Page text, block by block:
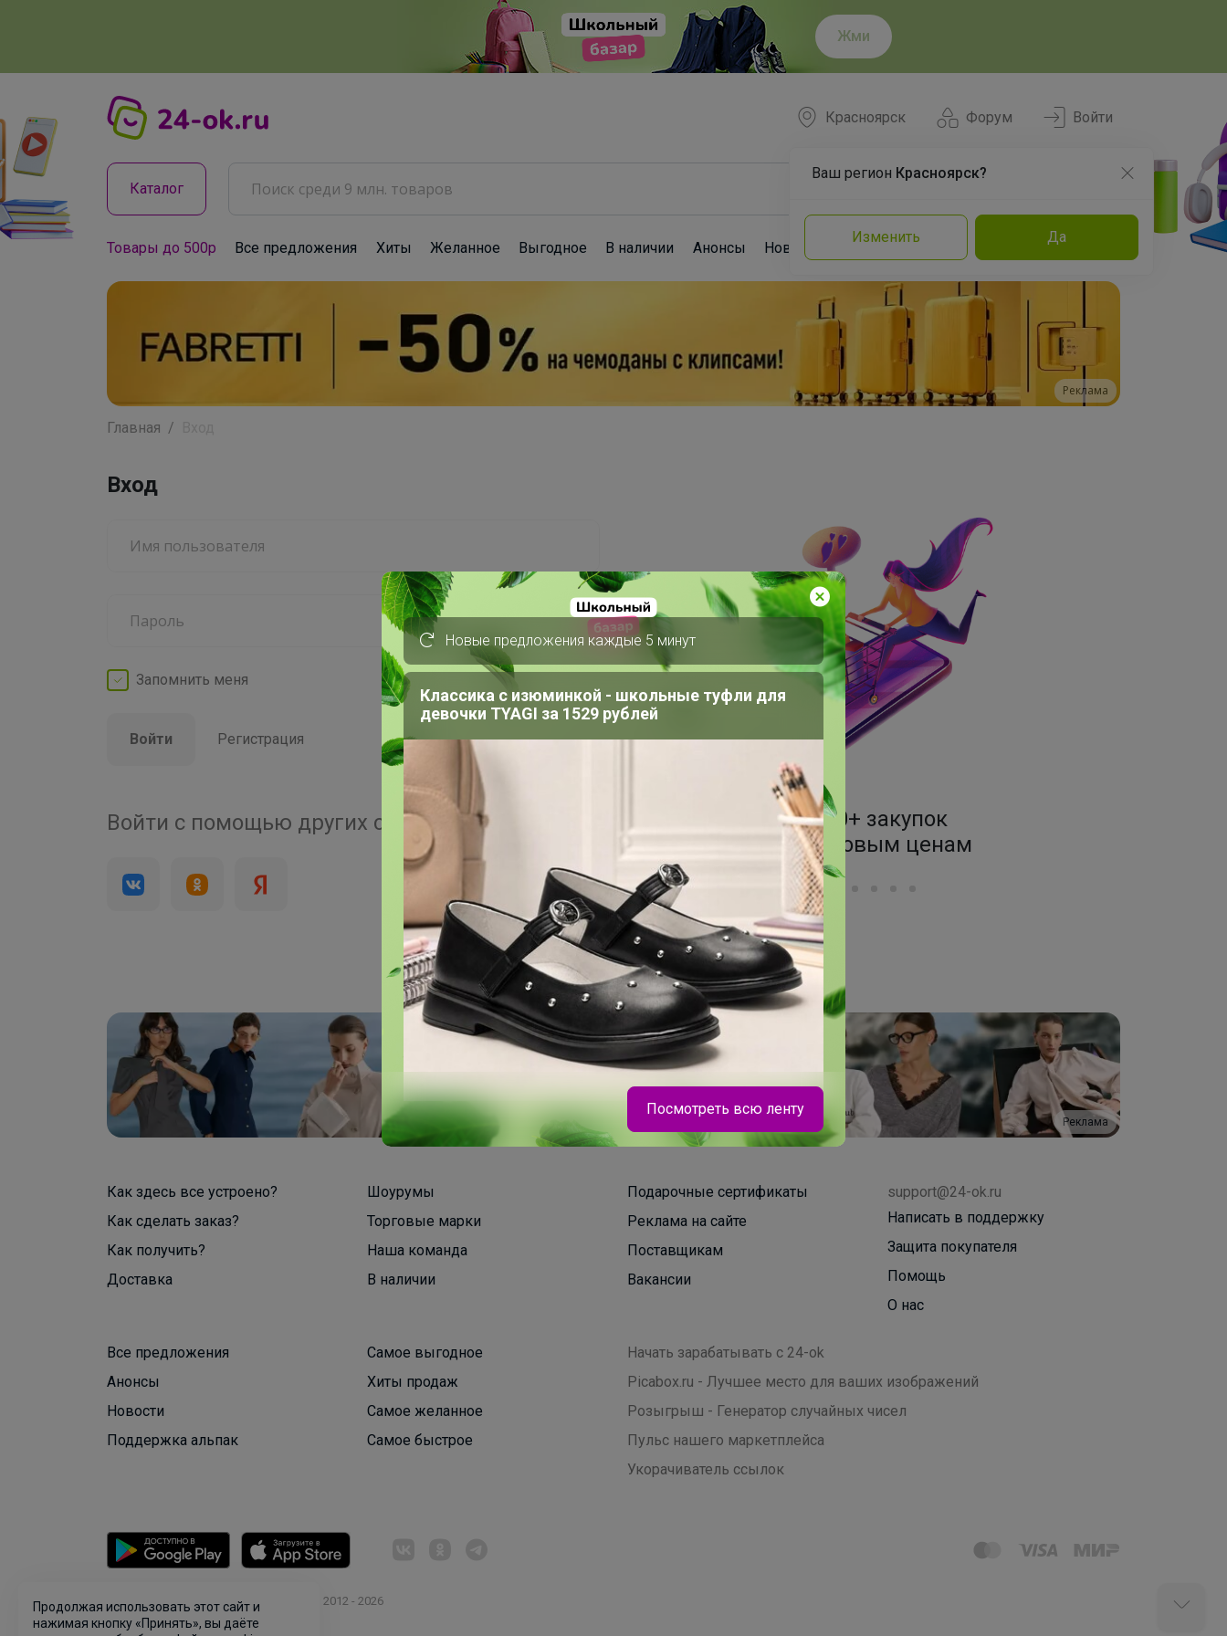
Жми
Форум
Красноярск
Ваш регион Красноярск?
Изменить Да
Войти
Каталог
Товары до 500р Все предложения Хиты Желанное Выгодное В наличии Анонсы Новости Команда Эксперты
Реклама
Главная
Вход
Запомнить меня Забыли пароль?
Войти Регистрация
Войти с помощью других сервисов
200 000+
1500+ закупок
по оптовым ценам
70+
центров раздач
Реклама
Как здесь все устроено?
Как сделать заказ?
Как получить?
Доставка
Шоурумы
Торговые марки
Наша команда
В наличии
Подарочные сертификаты
Реклама на сайте
Поставщикам
Вакансии
support@24-ok.ru
Написать в поддержку
Защита покупателя
Помощь
О нас
Все предложения
Анонсы
Новости
Поддержка альпак
Самое выгодное
Хиты продаж
Самое желанное
Самое быстрое
Начать зарабатывать с 24-ok
Picabox.ru - Лучшее место для ваших изображений
Розыгрыш - Генератор случайных чисел
Пульс нашего маркетплейса
Укорачиватель ссылок
© ООО "Лявита", ОГРН 1122468054070, 2012 - 2026
Политика конфиденциальности
Новые предложения каждые 5 минут
Классика с изюминкой - школьные туфли для
девочки TYAGI за 1529 рублей
Полный комплект для девочки
Посмотреть всю ленту
Продолжая использовать этот сайт и
нажимая кнопку «Принять», вы даёте